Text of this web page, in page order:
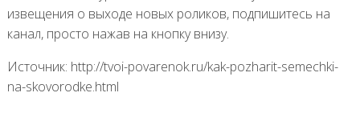
извещения о выходе новых роликов, подпишитесь на
канал, просто нажав на кнопку внизу.
Источник: http://tvoi-povarenok.ru/kak-pozharit-semechki-
na-skovorodke.html